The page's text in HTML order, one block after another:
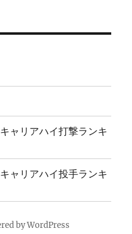
ャリアハイ打撃ランキ
ャリアハイ投手ランキ
by WordPress